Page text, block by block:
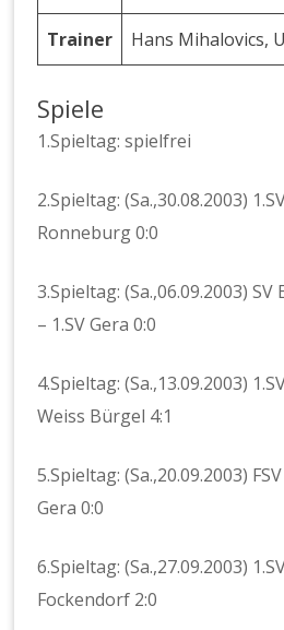
Trainer Hans Mihalovics,
Spiele
1.Spieltag: spielfrei
2.Spieltag: (Sa.,30.08.2003)
Ronneburg 0:0
3.Spieltag: (Sa.,06.09.2003)
– 1.SV Gera 0:0
4.Spieltag: (Sa.,13.09.2003)
Weiss Bürgel 4:1
5.Spieltag: (Sa.,20.09.2003)
Gera 0:0
6.Spieltag: (Sa.,27.09.2003)
Fockendorf 2:0